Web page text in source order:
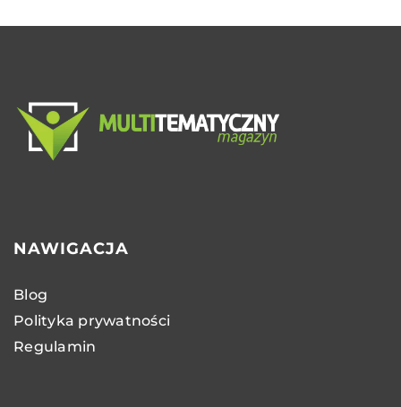
NAWIGACJA
Blog
Polityka prywatności
Regulamin